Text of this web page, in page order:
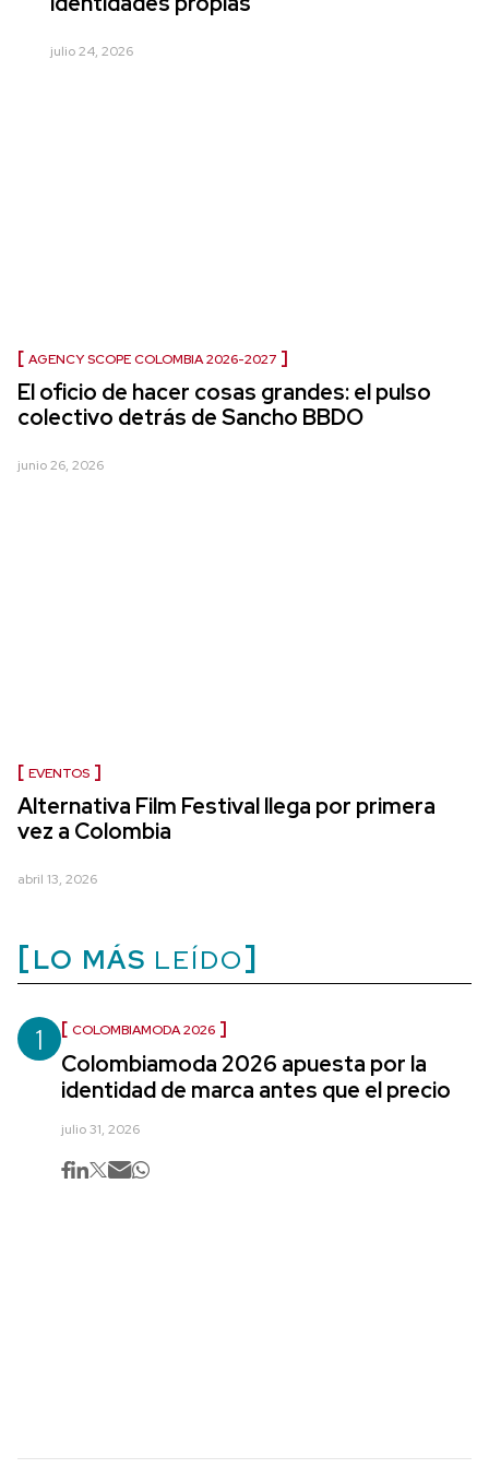
julio 24, 2026
AGENCY SCOPE COLOMBIA 2026-2027
El oficio de hacer cosas grandes: el pulso
colectivo detrás de Sancho BBDO
junio 26, 2026
EVENTOS
Alternativa Film Festival llega por primera
vez a Colombia
abril 13, 2026
LO MÁS LEÍDO
1 COLOMBIAMODA 2026
Colombiamoda 2026 apuesta por la
identidad de marca antes que el precio
julio 31, 2026